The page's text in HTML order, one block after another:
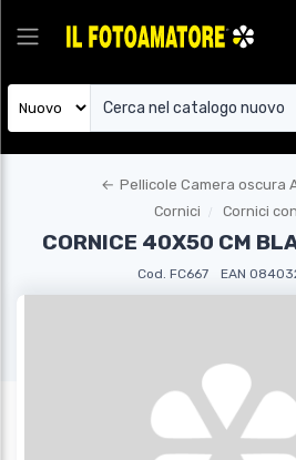
← Pellicole Camera oscura
Cornici
Cornici
CORNICE 40X50 CM
Cod. FC667 EAN